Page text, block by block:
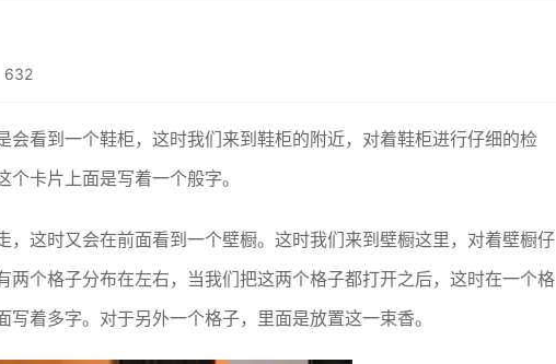
632
会看到一个鞋柜，这时我们来到鞋柜的附近，对着鞋柜进行仔细的检
卡片上面是写着一个般字。
，这时又会在前面看到一个壁橱。这时我们来到壁橱这里，对着壁橱仔
两个格子分布在左右，当我们把这两个格子都打开之后，这时在一个格
着多字。对于另外一个格子，里面是放置这一束香。